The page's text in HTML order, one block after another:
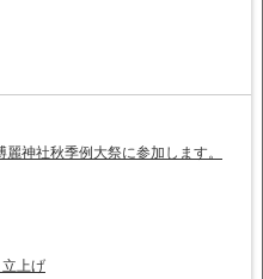
麗神社秋季例大祭に参加します。
上げ